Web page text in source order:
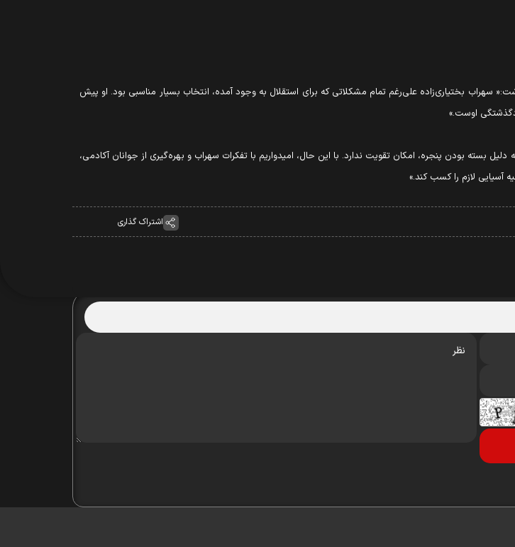
سهراب بختیاری‌زاده علی‌رغم تمام مشکلاتی که برای استقلال به وجود آمده، انتخاب بسیار مناسبی بود. او پیش
اوست.»
دلیل بسته بودن پنجره، امکان تقویت ندارد. با این حال، امیدواریم با تفکرات سهراب و بهره‌گیری از جوانان آکادمی،
آسیایی لازم را کسب کند.»
اشتراک گذاری